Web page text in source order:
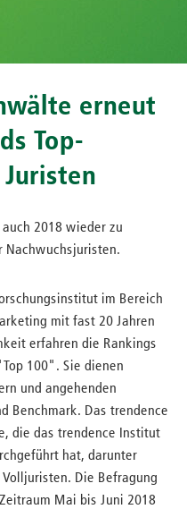
erneut
Top-
2018 wieder zu
Nachwuchsjuristen.
im Bereich
mit fast 20 Jahren
erfahren die Rankings
100". Sie dienen
und angehenden
Benchmark. Das trendence
die das trendence Institut
hat, darunter
Die Befragung
Mai bis Juni 2018